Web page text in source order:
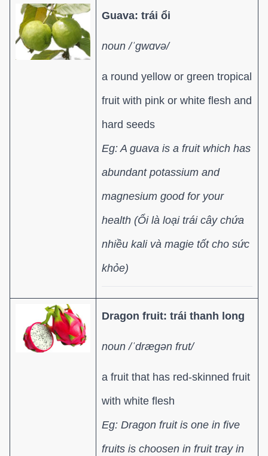
Guava: trái ổi
noun /ˈɡwɑvə/
a round yellow or green tropical
fruit with pink or white flesh and
hard seeds
Eg: A guava is a fruit which has
abundant potassium and
magnesium good for your
health (Ổi là loại trái cây chứa
nhiều kali và magie tốt cho sức
khỏe)
Dragon fruit: trái thanh long
noun /ˈdræɡən frut/
a fruit that has red-skinned fruit
with white flesh
Eg: Dragon fruit is one in five
fruits is choosen in fruit tray in